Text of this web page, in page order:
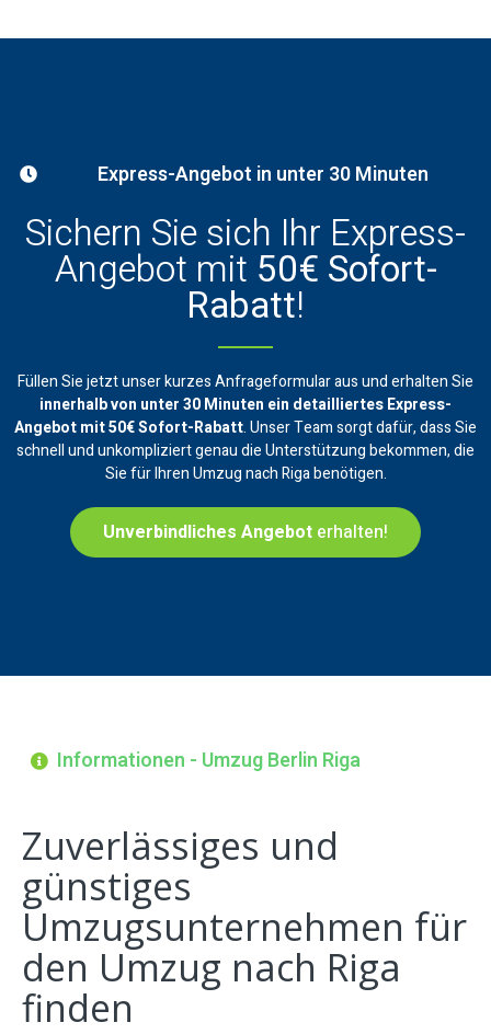
Express-Angebot in unter 30 Minuten
Sichern Sie sich Ihr Express-
Angebot mit 50€ Sofort-
Rabatt!
Füllen Sie jetzt unser kurzes Anfrageformular aus und erhalten Sie
innerhalb von unter 30 Minuten ein detailliertes Express-
Angebot mit 50€ Sofort-Rabatt. Unser Team sorgt dafür, dass Sie
schnell und unkompliziert genau die Unterstützung bekommen, die
Sie für Ihren Umzug nach Riga benötigen.
Unverbindliches Angebot erhalten!
Informationen - Umzug Berlin Riga
Zuverlässiges und
günstiges
Umzugsunternehmen für
den Umzug nach Riga
finden